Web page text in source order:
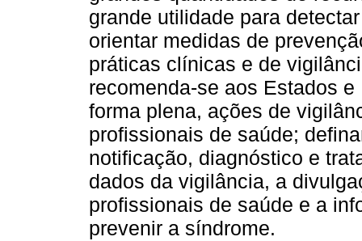
grande utilidade para
orientar medidas de
práticas clínicas e de
recomenda-se aos Estados
forma plena, ações de
profissionais de saúde;
notificação, diagnóstico e
dados da vigilância, a
profissionais de saúde e a
prevenir a síndrome.